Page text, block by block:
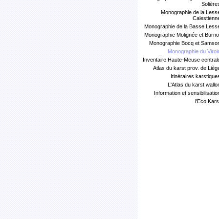
Monographie de la
Monographie de la Basse
Monographie Molignée et
Monographie Bocq et
Monographie du
Inventaire Haute-Meuse
Atlas du karst prov. de
Itinéraires
L'Atlas du karst
Information et
l'Eco